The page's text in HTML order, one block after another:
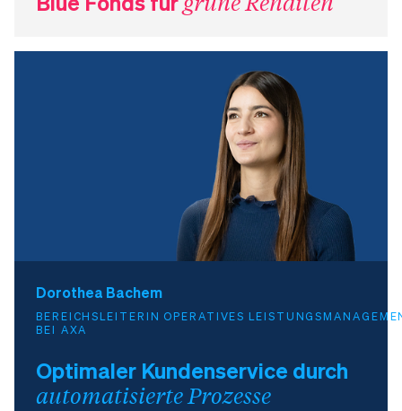
Dorothea Bachem
BEREICHSLEITERIN OPERATIVES
BEI AXA
Optimaler Kundenservice durch
automatisierte Prozesse